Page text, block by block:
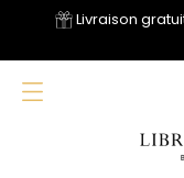
Livraison